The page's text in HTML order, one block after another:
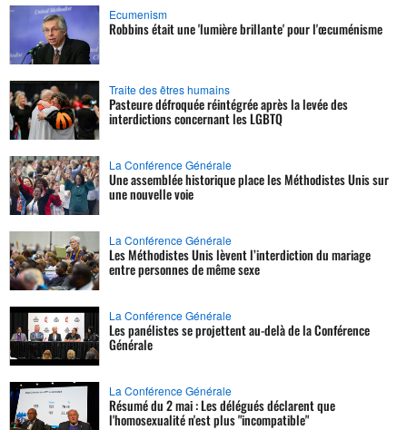
Ecumenism
Robbins était une 'lumière brillante' pour l'œcuménisme
Traite des êtres humains
Pasteure défroquée réintégrée après la levée des
interdictions concernant les LGBTQ
La Conférence Générale
Une assemblée historique place les Méthodistes Unis sur
une nouvelle voie
La Conférence Générale
Les Méthodistes Unis lèvent l’interdiction du mariage
entre personnes de même sexe
La Conférence Générale
Les panélistes se projettent au-delà de la Conférence
Générale
La Conférence Générale
Résumé du 2 mai : Les délégués déclarent que
l'homosexualité n'est plus "incompatible"